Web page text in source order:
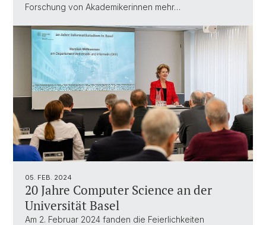
Forschung von Akademikerinnen mehr…
05. FEB. 2024
20 Jahre Computer Science an der
Universität Basel
Am 2. Februar 2024 fanden die Feierlichkeiten